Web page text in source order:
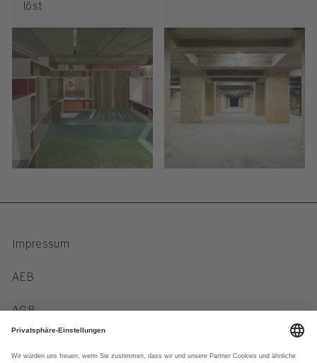
löst
Impressum
AEB
AGB